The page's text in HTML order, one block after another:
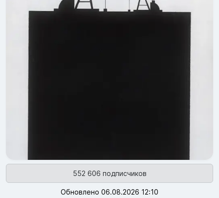
552 606 подписчиков
Обновлено 06.08.2026 12:10